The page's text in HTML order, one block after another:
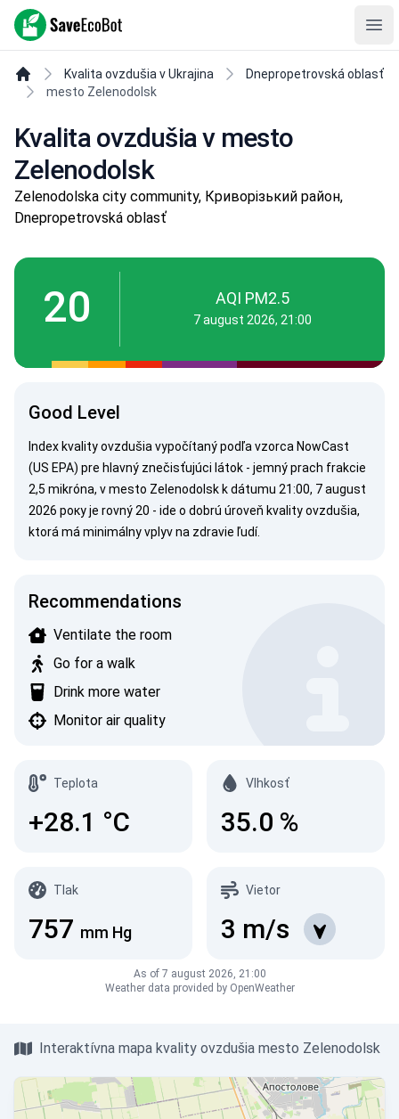
SaveEcoBot
Kvalita ovzdušia v Ukrajina
Dnepropetrovská oblasť
mesto Zelenodolsk
Kvalita ovzdušia v mesto
Zelenodolsk
Zelenodolska city community, Криворізький район,
Dnepropetrovská oblasť
20 AQI PM2.5
7 august 2026, 21:00
Good Level
Index kvality ovzdušia vypočítaný podľa vzorca NowCast
(US EPA) pre hlavný znečisťujúci látok - jemný prach frakcie
2,5 mikróna, v mesto Zelenodolsk k dátumu 21:00, 7 august
2026 року je rovný 20 - ide o dobrú úroveň kvality ovzdušia,
ktorá má minimálny vplyv na zdravie ľudí.
Recommendations
Ventilate the room
Go for a walk
Drink more water
Monitor air quality
Teplota
+28.1 °C
Vlhkosť
35.0 %
Tlak
757 mm Hg
Vietor
3 m/s
As of 7 august 2026, 21:00
Weather data provided by OpenWeather
Interaktívna mapa kvality ovzdušia mesto Zelenodolsk